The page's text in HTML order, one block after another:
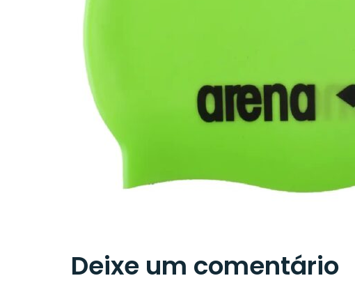
Deixe um comentário